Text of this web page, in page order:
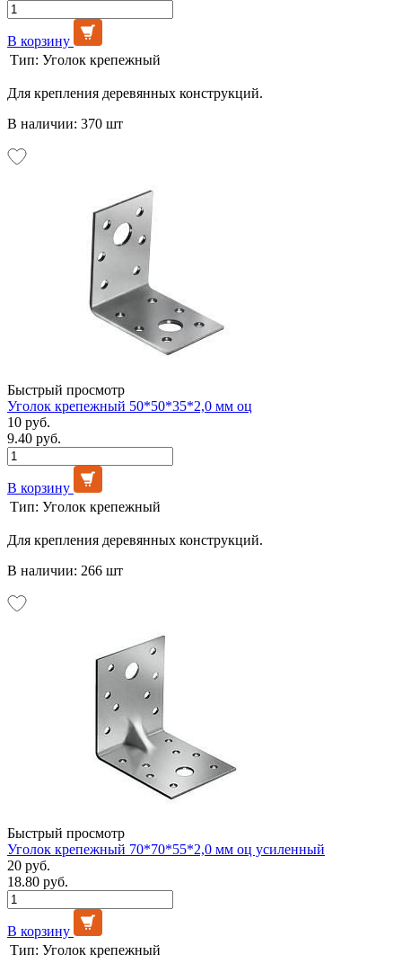
В корзину
Тип: Уголок крепежный
Для крепления деревянных конструкций.
В наличии: 370 шт
Быстрый просмотр
Уголок крепежный 50*50*35*2,0 мм оц
10 руб.
9.40 руб.
В корзину
Тип: Уголок крепежный
Для крепления деревянных конструкций.
В наличии: 266 шт
Быстрый просмотр
Уголок крепежный 70*70*55*2,0 мм оц усиленный
20 руб.
18.80 руб.
В корзину
Тип: Уголок крепежный